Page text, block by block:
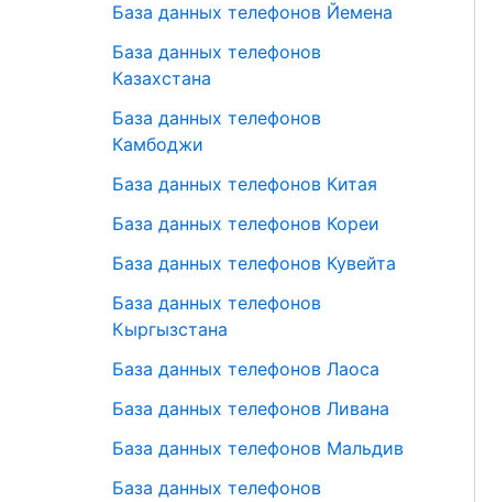
База данных телефонов Йемена
База данных телефонов
Казахстана
База данных телефонов
Камбоджи
База данных телефонов Китая
База данных телефонов Кореи
База данных телефонов Кувейта
База данных телефонов
Кыргызстана
База данных телефонов Лаоса
База данных телефонов Ливана
База данных телефонов Мальдив
База данных телефонов